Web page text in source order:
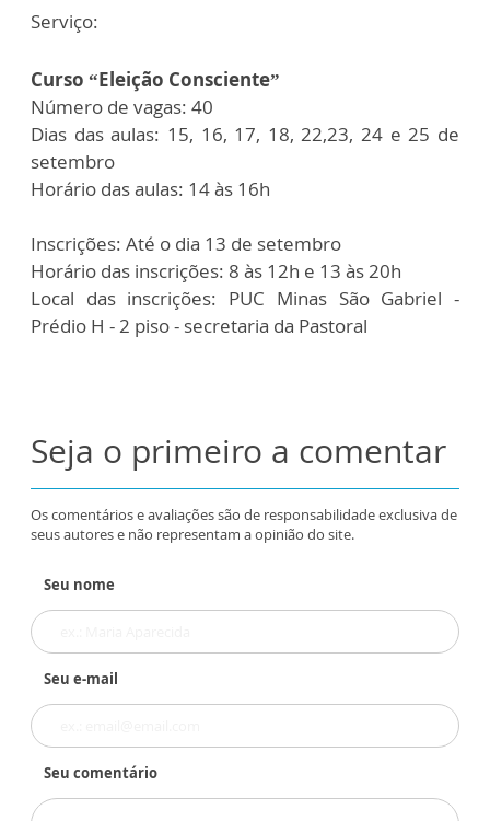
Serviço:
Curso “Eleição Consciente”
Número de vagas: 40
Dias das aulas: 15, 16, 17, 18, 22,23, 24 e 25 de
setembro
Horário das aulas: 14 às 16h
Inscrições: Até o dia 13 de setembro
Horário das inscrições: 8 às 12h e 13 às 20h
Local das inscrições: PUC Minas São Gabriel -
Prédio H - 2 piso - secretaria da Pastoral
Seja o primeiro a comentar
Os comentários e avaliações são de responsabilidade exclusiva de
seus autores e não representam a opinião do site.
Seu nome
Seu e-mail
Seu comentário